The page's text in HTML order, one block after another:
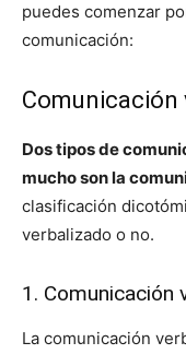
puedes comenzar
comunicación:
Comunicación
Dos tipos de
mucho son la
clasificación
verbalizado o no.
1. Comunicación
La comunicación